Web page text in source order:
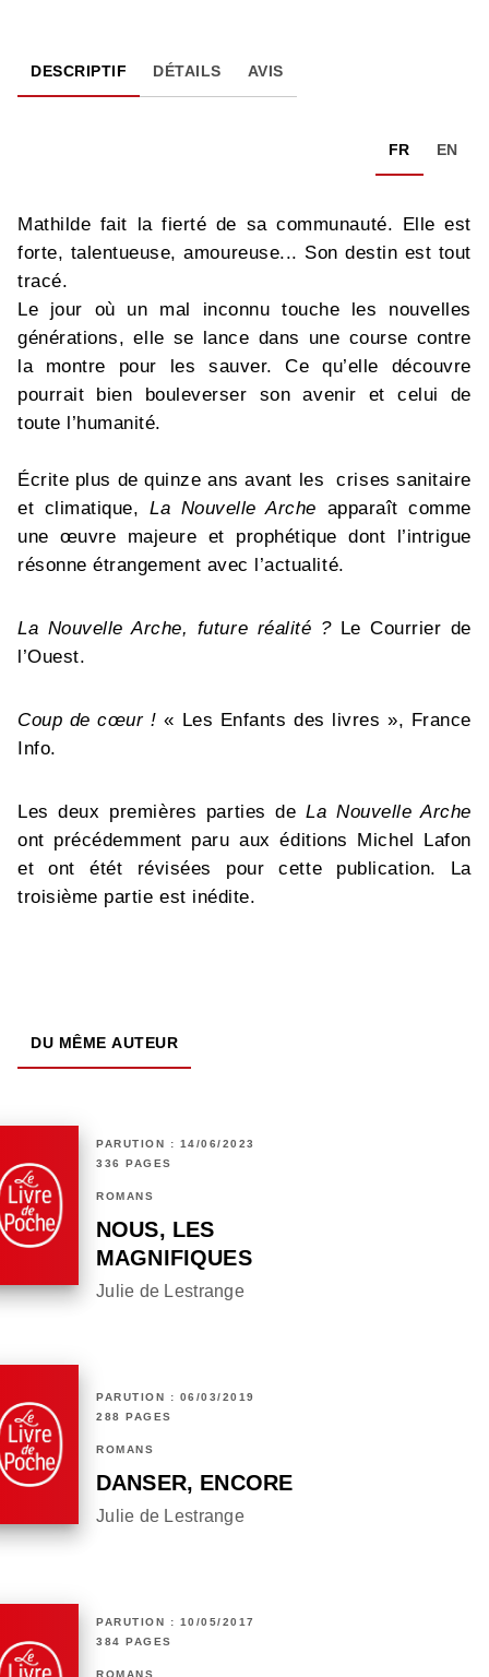
DESCRIPTIF DÉTAILS AVIS
FR EN
Mathilde fait la fierté de sa communauté. Elle est
forte, talentueuse, amoureuse... Son destin est tout
tracé.
Le jour où un mal inconnu touche les nouvelles
générations, elle se lance dans une course contre
la montre pour les sauver. Ce qu’elle découvre
pourrait bien bouleverser son avenir et celui de
toute l’humanité.
Écrite plus de quinze ans avant les crises sanitaire
et climatique, La Nouvelle Arche apparaît comme
une œuvre majeure et prophétique dont l’intrigue
résonne étrangement avec l’actualité.
La Nouvelle Arche, future réalité ? Le Courrier de
l’Ouest.
Coup de cœur !« Les Enfants des livres », France
Info.
Les deux premières parties deLa Nouvelle Arche
ont précédemment paru aux éditions Michel Lafon
et ont étét révisées pour cette publication. La
troisième partie est inédite.
DU MÊME AUTEUR
PARUTION : 14/06/2023
336 PAGES
ROMANS
NOUS, LES
MAGNIFIQUES
Julie de Lestrange
PARUTION : 06/03/2019
288 PAGES
ROMANS
DANSER, ENCORE
Julie de Lestrange
PARUTION : 10/05/2017
384 PAGES